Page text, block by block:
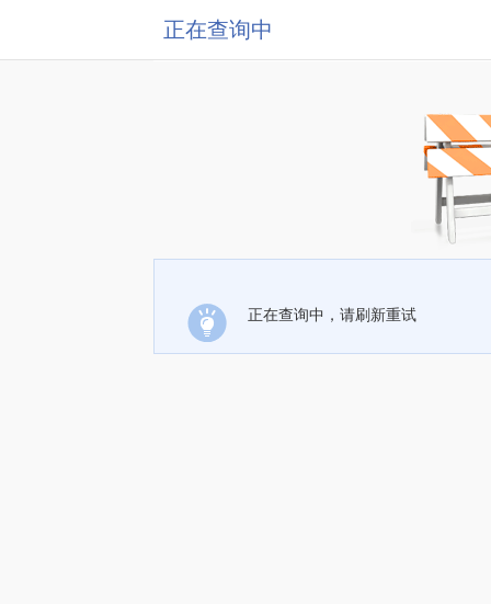
正在查询中
正在查询中，请刷新重试